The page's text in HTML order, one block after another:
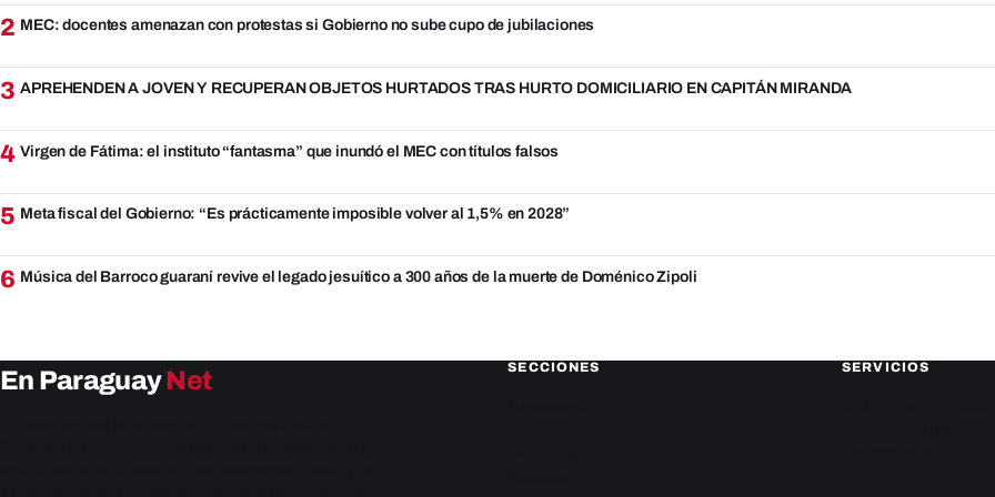
2 MEC: docentes amenazan con protestas si Gobierno no sube cupo de jubilaciones
3 APREHENDEN A JOVEN Y RECUPERAN OBJETOS HURTADOS TRAS HURTO DOMICILIARIO EN CAPITÁN MIRANDA
4 Virgen de Fátima: el instituto “fantasma” que inundó el MEC con títulos falsos
5 Meta fiscal del Gobierno: “Es prácticamente imposible volver al 1,5% en 2028”
6 Música del Barroco guaraní revive el legado jesuítico a 300 años de la muerte de Doménico Zipoli
En ParaguayNet SECCIONES SERVICIOS